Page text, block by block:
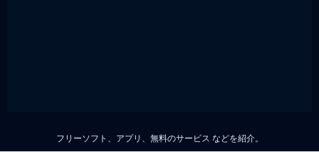
フリーソフト、アプリ、無料のサービス などを紹介。